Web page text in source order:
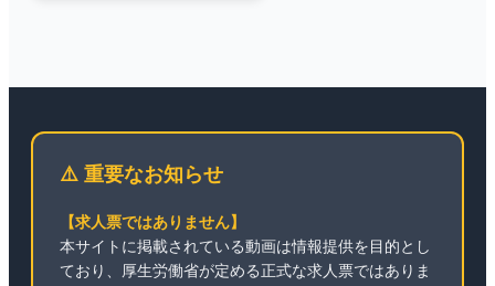
⚠️ 重要なお知らせ
【求人票ではありません】
本サイトに掲載されている動画は情報提供を目的とし
ており、厚生労働省が定める正式な求人票ではありま